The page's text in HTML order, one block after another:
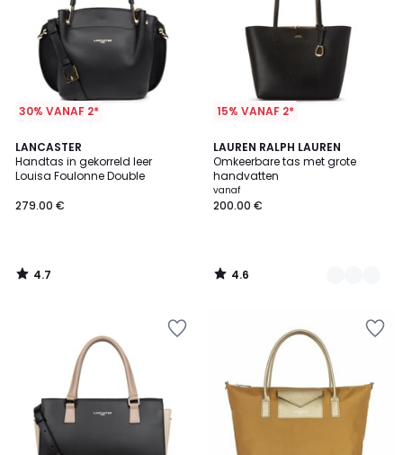
30% VANAF 2*
LANCASTER
Handtas in gekorreld leer
Louisa Foulonne Double
279.00 €
4.7
/ 5
4.7
/
15% VANAF 2*
LAUREN RALPH LAUREN
Omkeerbare tas met grote
handvatten
vanaf
200.00 €
4.6
/ 5
3
Kleuren
4.6
/